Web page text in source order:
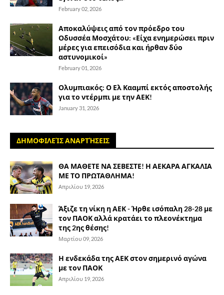
February 02, 2026
Αποκαλύψεις από τον πρόεδρο του
Οδυσσέα Μοσχάτου: «Είχα ενημερώσει πριν
μέρες για επεισόδια και ήρθαν δύο
αστυνομικοί»
February 01, 2026
Ολυμπιακός: Ο Ελ Κααμπί εκτός αποστολής
για το ντέρμπι με την ΑΕΚ!
January 31, 2026
ΔΗΜΟΦΙΛΕΊΣ ΑΝΑΡΤΉΣΕΙΣ
ΘΑ ΜΑΘΕΤΕ ΝΑ ΣΕΒΕΣΤΕ! Η ΑΕΚΑΡΑ ΑΓΚΑΛΙΑ
ΜΕ ΤΟ ΠΡΩΤΑΘΛΗΜΑ!
Απριλίου 19, 2026
Άξιζε τη νίκη η ΑΕΚ - Ήρθε ισόπαλη 28-28 με
τον ΠΑΟΚ αλλά κρατάει το πλεονέκτημα
της 2ης θέσης!
Μαρτίου 09, 2026
Η ενδεκάδα της ΑΕΚ στον σημερινό αγώνα
με τον ΠΑΟΚ
Απριλίου 19, 2026